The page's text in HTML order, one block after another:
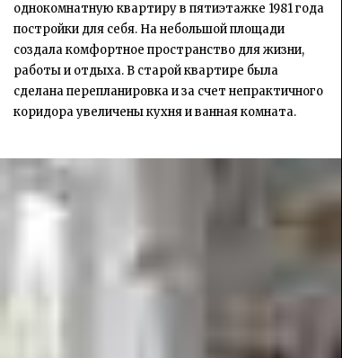
однокомнатную квартиру в пятиэтажке 1981 года
постройки для себя. На небольшой площади
создала комфортное пространство для жизни,
работы и отдыха. В старой квартире была
сделана перепланировка и за счет непрактичного
коридора увеличены кухня и ванная комната.